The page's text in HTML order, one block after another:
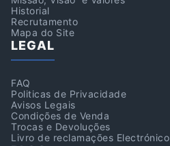
Historial
Recrutamento
Mapa do Site
LEGAL
FAQ
Politicas de Privacidade
Avisos Legais
Condições de Venda
Trocas e Devoluções
Livro de reclamações Electrónico